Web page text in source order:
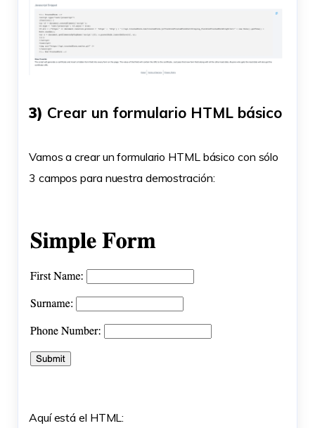
3) Crear un formulario HTML básico
Vamos a crear un formulario HTML básico con sólo
3 campos para nuestra demostración:
Aquí está el HTML: